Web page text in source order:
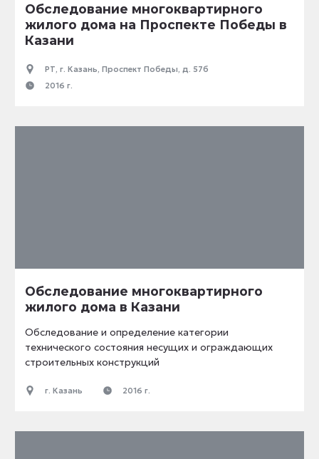
Обследование многоквартирного
жилого дома на Проспекте Победы в
Казани
РТ, г. Казань, Проспект Победы, д. 57б
2016 г.
Обследование многоквартирного
жилого дома в Казани
Обследование и определение категории
технического состояния несущих и ограждающих
строительных конструкций
г. Казань 2016 г.